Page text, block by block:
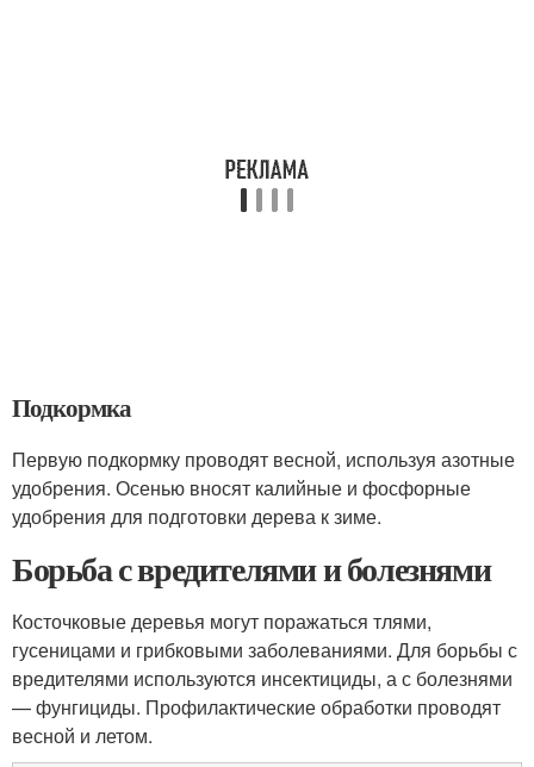
Подкормка
Первую подкормку проводят весной, используя азотные
удобрения. Осенью вносят калийные и фосфорные
удобрения для подготовки дерева к зиме.
Борьба с вредителями и болезнями
Косточковые деревья могут поражаться тлями,
гусеницами и грибковыми заболеваниями. Для борьбы с
вредителями используются инсектициды, а с болезнями
— фунгициды. Профилактические обработки проводят
весной и летом.